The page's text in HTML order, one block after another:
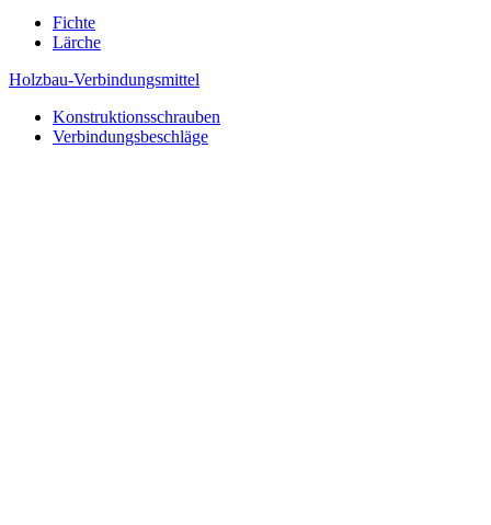
Fichte
Lärche
Holzbau-Verbindungsmittel
Konstruktionsschrauben
Verbindungsbeschläge